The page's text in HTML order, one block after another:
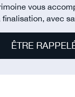
vous
finalisation, avec
ÊTRE